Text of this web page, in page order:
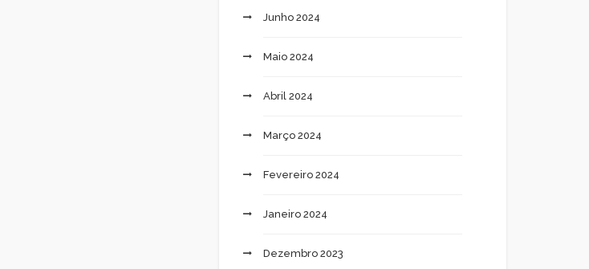
Junho 2024
Maio 2024
Abril 2024
Março 2024
Fevereiro 2024
Janeiro 2024
Dezembro 2023